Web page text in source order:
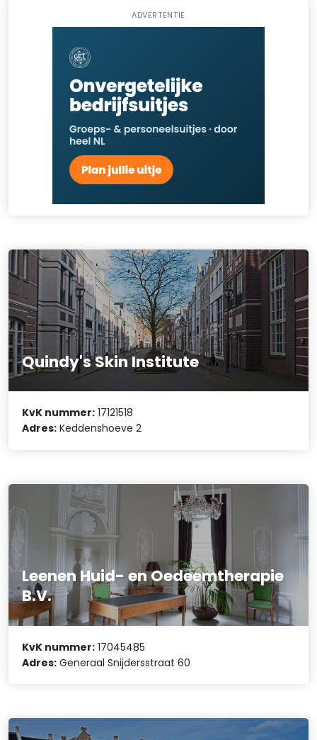
ADVERTENTIE
Quindy's Skin Institute
KvK nummer: 17121518
Adres: Keddenshoeve 2
Leenen Huid- en Oedeemtherapie
B.V.
KvK nummer: 17045485
Adres: Generaal Snijdersstraat 60